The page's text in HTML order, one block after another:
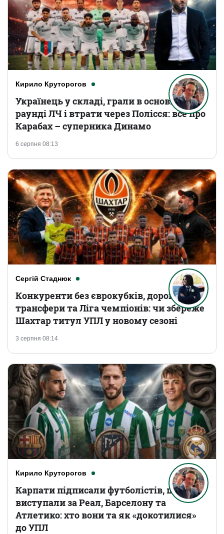
Кирило Круторогов
6 серпня 08:13
Українець у складі, грали в основному
раунді ЛЧ і втрати через Полісся: все про
Карабах – суперника Динамо
Сергій Стаднюк
3 серпня 08:14
Конкуренти без єврокубків, дорогі
трансфери та Ліга чемпіонів: чи збереже
Шахтар титул УПЛ у новому сезоні
Кирило Круторогов
Карпати підписали футболістів, що
виступали за Реал, Барселону та
Атлетико: хто вони та як «докотилися»
до УПЛ